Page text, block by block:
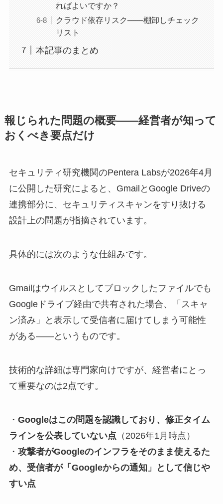
ればよいですか？
クラウド依存リスク——棚卸しチェック
リスト
本記事のまとめ
報じられた問題の概要——経営者が知って
おくべき要点だけ
セキュリティ研究機関のPentera Labsが2026年4月
に公開した研究によると、GmailとGoogle Driveの
連携部分に、セキュリティスキャンをすり抜ける
設計上の問題が指摘されています。
具体的には次のような仕組みです。
Gmailはウイルスとしてブロックしたファイルでも
Googleドライブ経由で共有された場合、「スキャ
ン済み」と表示して受信者に届けてしまう可能性
がある——というものです。
技術的な詳細は専門家向けですが、経営者にとっ
て重要なのは2点です。
・ Googleはこの問題を認識しており、修正タイム
ラインを公表していない点 （2026年1月時点）
・ 攻撃者がGoogleのインフラをそのまま使えるた
め、受信者が「Googleからの通知」として信じや
すい点